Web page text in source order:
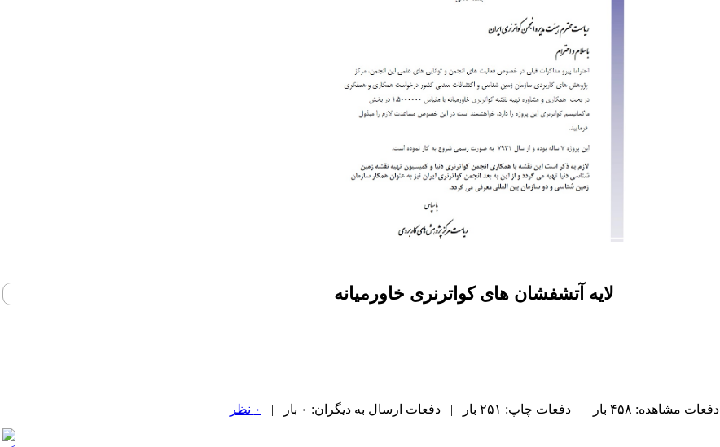
لایه آتشفشان های کواترنری خاورمیانه
دفعات مشاهده: ۴۵۸ بار | دفعات چاپ: ۲۵۱ بار | دفعات ارسال به دیگران: ۰ بار | ۰ نظر